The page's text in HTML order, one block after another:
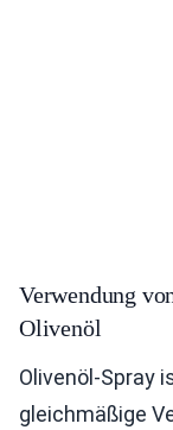
Verwendung
Olivenöl
Olivenöl-Spray
gleichmäßige